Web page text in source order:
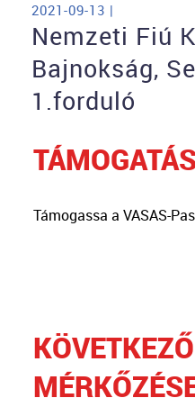
2021-09-13 |
Nemzeti Fiú
Bajnokság,
1.forduló
Támogassa a VASAS-
KÖVETKEZŐ